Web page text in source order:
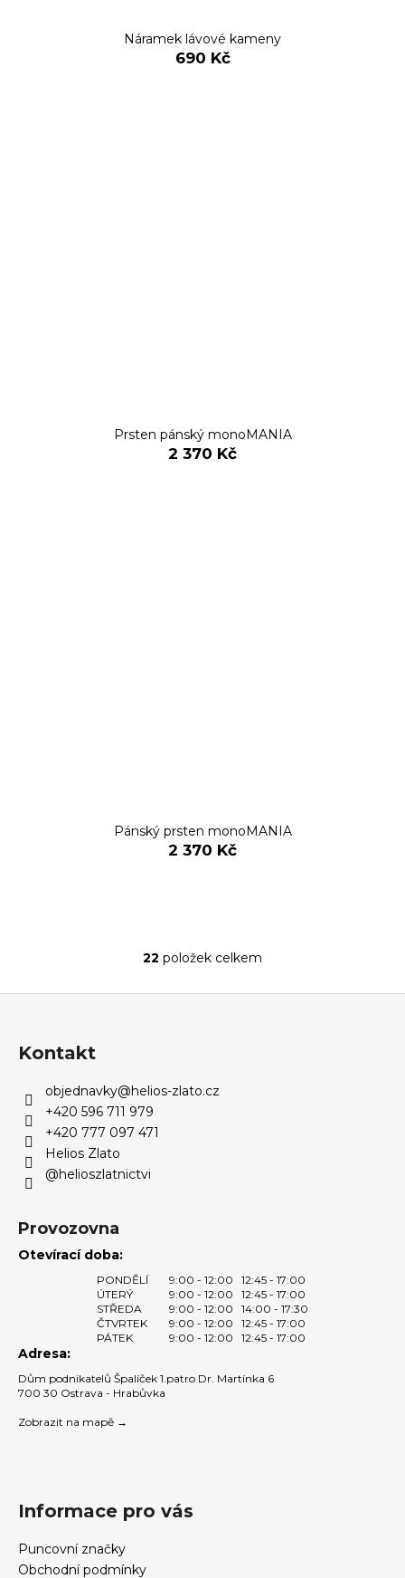
Náramek lávové kameny
690 Kč
Prsten pánský monoMANIA
2 370 Kč
Pánský prsten monoMANIA
2 370 Kč
O
c
i
s
u
22 položek celkem
Kontakt
objednavky@helios-zlato.cz
+420 596 711 979
+420 777 097 471
Helios Zlato
@helioszlatnictvi
Provozovna
Otevírací doba:
PONDĚLÍ 9:00 - 12:00
12:45 - 17:00
ÚTERÝ
9:00 - 12:00
12:45 - 17:00
STŘEDA
9:00 - 12:00
14:00 - 17:30
ČTVRTEK
9:00 - 12:00
12:45 - 17:00
PÁTEK
9:00 - 12:00 12:45 - 17:00
Adresa:
Dům podnikatelů Špalíček 1.patro Dr. Martínka 6
700 30 Ostrava - Hrabůvka
Zobrazit na mapě →
Informace pro vás
Puncovní značky
Obchodní podmínky